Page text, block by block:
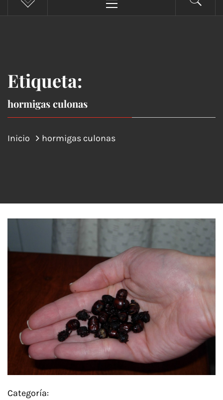
principal
Etiqueta:
hormigas culonas
Inicio hormigas culonas
Categoría: